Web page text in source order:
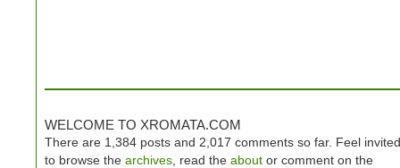
WELCOME TO XROMATA.COM
There are 1,384 posts and 2,017 comments so far. Feel invited
to browse the archives , read the about or comment on the